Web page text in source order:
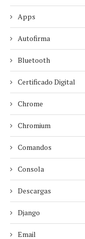
Apps
Autofirma
Bluetooth
Certificado Digital
Chrome
Chromium
Comandos
Consola
Descargas
Django
Email